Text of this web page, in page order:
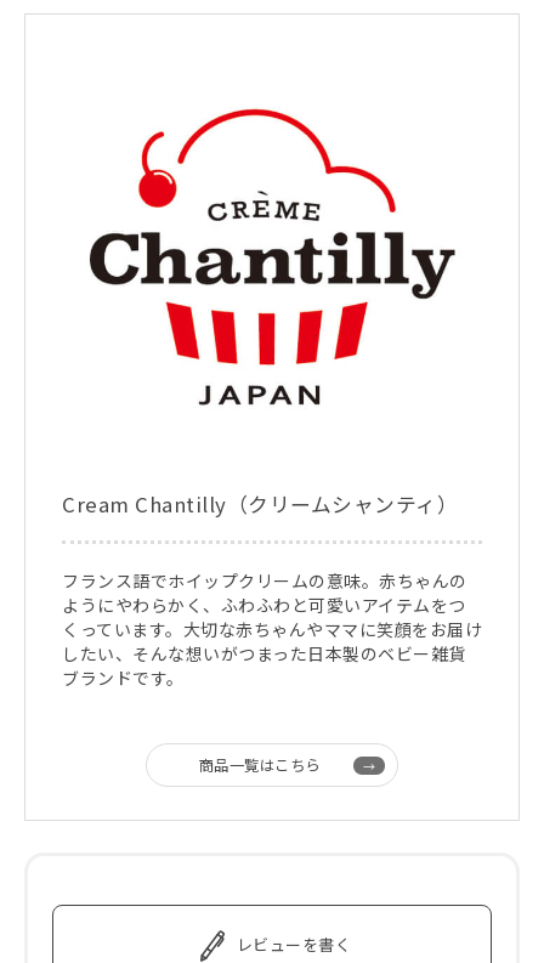
Cream Chantilly（クリームシャンティ）
フランス語でホイップクリームの意味。赤ちゃんの
ようにやわらかく、ふわふわと可愛いアイテムをつ
くっています。大切な赤ちゃんやママに笑顔をお届け
したい、そんな想いがつまった日本製のベビー雑貨
ブランドです。
商品一覧はこちら
レビューを書く